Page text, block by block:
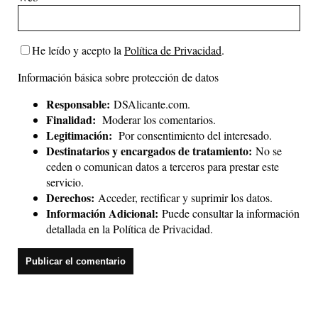
He leído y acepto la Política de Privacidad.
Información básica sobre protección de datos
Responsable: DSAlicante.com.
Finalidad: Moderar los comentarios.
Legitimación: Por consentimiento del interesado.
Destinatarios y encargados de tratamiento: No se
ceden o comunican datos a terceros para prestar este
servicio.
Derechos: Acceder, rectificar y suprimir los datos.
Información Adicional: Puede consultar la información
detallada en la Política de Privacidad.